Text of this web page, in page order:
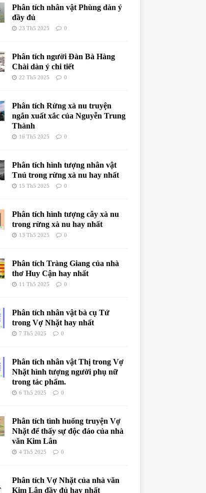
Phân tích nhân vật Phùng dàn ý
đầy đủ
23 Th5 2025 0
Phân tích người Đàn Bà Hàng
Chài dàn ý chi tiết
22 Th5 2025 0
Phân tích Rừng xà nu truyện
ngắn xuất xắc của Nguyễn Trung
Thành
16 Th5 2025 0
Phân tích hình tượng nhân vật
Tnú trong rừng xà nu hay nhất
15 Th5 2025 0
Phân tích hình tượng cây xà nu
trong rừng xà nu hay nhất
13 Th5 2025 0
Phân tích Tràng Giang của nhà
thơ Huy Cận hay nhất
11 Th5 2025 0
Phân tích nhân vật bà cụ Tứ
trong Vợ Nhặt hay nhất
7 Th5 2025 0
Phân tích nhân vật Thị trong Vợ
Nhặt hình tượng người phụ nữ
trong tác phẩm.
6 Th5 2025 0
Phân tích tình huống truyện Vợ
Nhặt để thấy sự độc đáo của nhà
văn Kim Lân
4 Th5 2025 0
Phân tích Vợ Nhặt của nhà văn
Kim Lân đầy đủ hay nhất